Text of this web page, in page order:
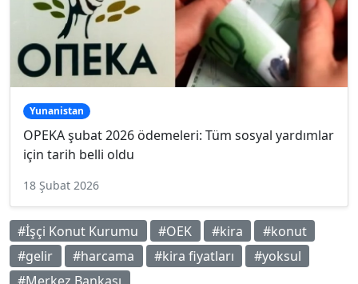
Yunanistan
OPEKA şubat 2026 ödemeleri: Tüm sosyal yardımlar
için tarih belli oldu
18 Şubat 2026
#İşçi Konut Kurumu #OEK #kira
#konut
#gelir
#harcama #kira fiyatları
#yoksul